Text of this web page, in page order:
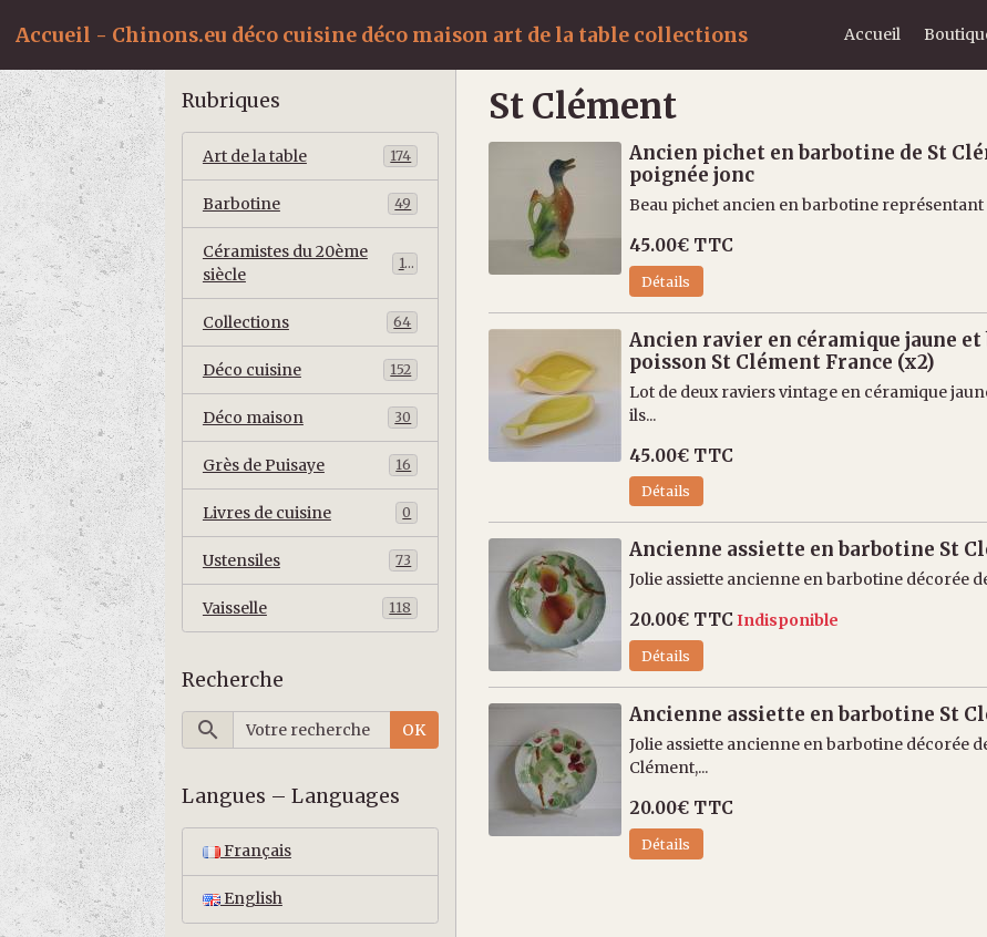
Accueil - Chinons.eu déco cuisine déco maison art de la table collections Accueil
St Clément
Ancien pichet en barbotine de St
poignée jonc
Beau pichet ancien en barbotine
45.00€ TTC
Détails
Ancien ravier en céramique jaune
poisson St Clément France (x2)
Lot de deux raviers vintage en céramique
ils...
45.00€ TTC
Détails
Ancienne assiette en barbotine St
Jolie assiette ancienne en barbotine décorée
20.00€ TTC Indisponible
Détails
Ancienne assiette en barbotine St
Jolie assiette ancienne en barbotine décorée
Clément,...
20.00€ TTC
Détails
Rubriques
Art de la table 174
Barbotine 49
Céramistes du 20ème
siècle
10
Collections 64
Déco cuisine 152
Déco maison 30
Grès de Puisaye 16
Livres de cuisine 0
Ustensiles 73
Vaisselle 118
Recherche
OK
Langues – Languages
Français
English